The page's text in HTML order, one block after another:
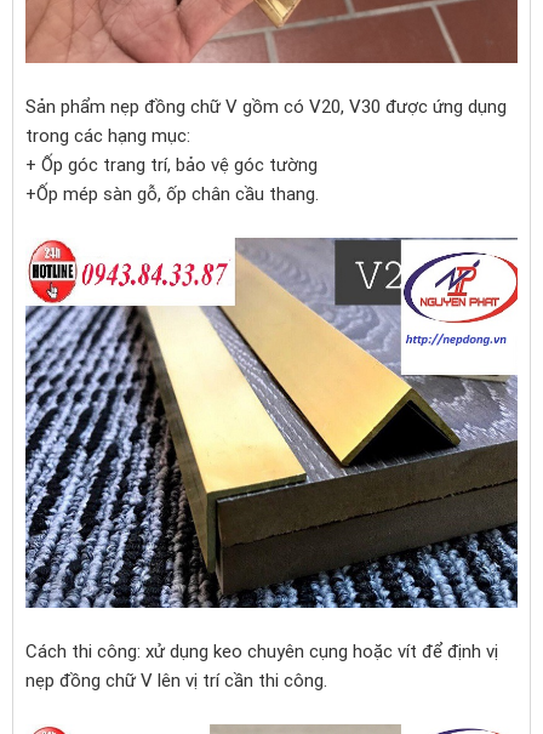
Sản phẩm nẹp đồng chữ V gồm có V20, V30 được ứng dụng
trong các hạng mục:
+ Ốp góc trang trí, bảo vệ góc tường
+Ốp mép sàn gỗ, ốp chân cầu thang.
Cách thi công: xử dụng keo chuyên cụng hoặc vít để định vị
nẹp đồng chữ V lên vị trí cần thi công.